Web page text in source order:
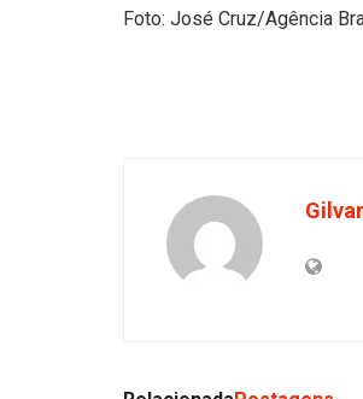
Foto: José Cruz/Agência